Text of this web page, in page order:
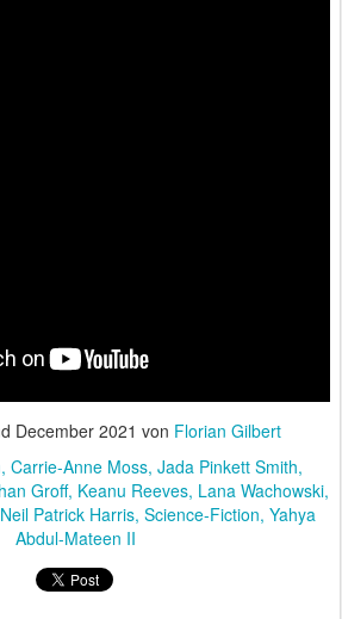
December 2021 von Florian Gilbert
Carrie-Anne Moss Jada Pinkett Smith
Groff Keanu Reeves Lana Wachowski
Neil Patrick Harris Science-Fiction Yahya
Abdul-Mateen II